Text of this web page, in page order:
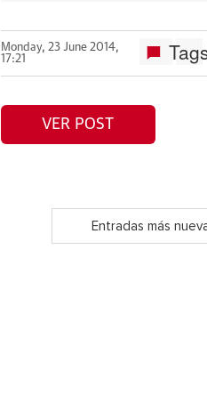
Monday, 23 June 2014,
17:21
VER POST
Entradas más